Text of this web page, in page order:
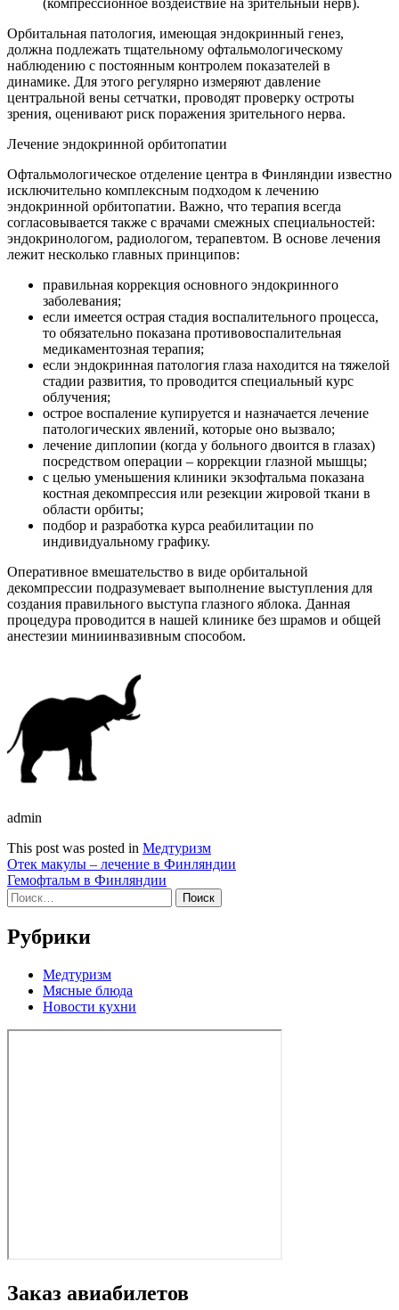
Орбитальная патология, имеющая эндокринный генез,
должна подлежать тщательному офтальмологическому
наблюдению с постоянным контролем показателей в
динамике. Для этого регулярно измеряют давление
центральной вены сетчатки, проводят проверку остроты
зрения, оценивают риск поражения зрительного нерва.
Лечение эндокринной орбитопатии
Офтальмологическое отделение центра в Финляндии известно
исключительно комплексным подходом к лечению
эндокринной орбитопатии. Важно, что терапия всегда
согласовывается также с врачами смежных специальностей:
эндокринологом, радиологом, терапевтом. В основе лечения
лежит несколько главных принципов:
правильная коррекция основного эндокринного
заболевания;
если имеется острая стадия воспалительного процесса,
то обязательно показана противовоспалительная
медикаментозная терапия;
если эндокринная патология глаза находится на тяжелой
стадии развития, то проводится специальный курс
облучения;
острое воспаление купируется и назначается лечение
патологических явлений, которые оно вызвало;
лечение диплопии (когда у больного двоится в глазах)
посредством операции – коррекции глазной мышцы;
с целью уменьшения клиники экзофтальма показана
костная декомпрессия или резекции жировой ткани в
области орбиты;
подбор и разработка курса реабилитации по
индивидуальному графику.
Оперативное вмешательство в виде орбитальной
декомпрессии подразумевает выполнение выступления для
создания правильного выступа глазного яблока. Данная
процедура проводится в нашей клинике без шрамов и общей
анестезии миниинвазивным способом.
admin
This post was posted in Медтуризм
Навигация
по
записям
Отек макулы – лечение в Финляндии
Гемофтальм в Финляндии
Найти:
Рубрики
Медтуризм
Мясные блюда
Новости кухни
Заказ авиабилетов